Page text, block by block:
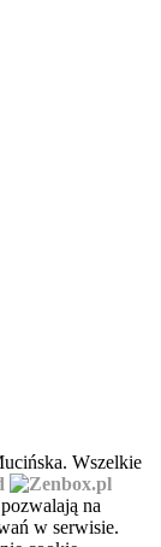
Wszelkie
na
w serwisie.